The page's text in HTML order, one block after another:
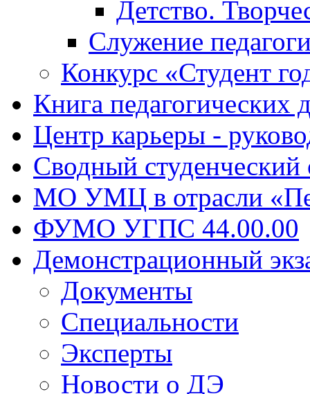
Детство.
Служение
Конкурс «Студент
Книга педагогических
Центр карьеры -
Сводный
МО УМЦ в отрасли
ФУМО УГПС 44.00.00
Демонстрационный
Документы
Специальности
Эксперты
Новости о ДЭ